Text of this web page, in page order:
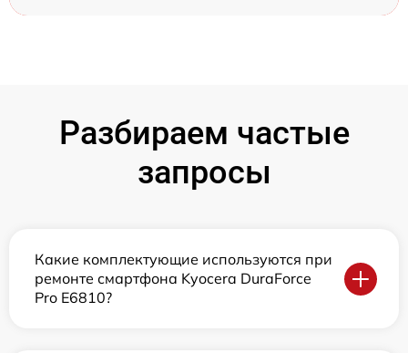
Разбираем частые
запросы
Какие комплектующие используются при
ремонте смартфона Kyocera DuraForce
Pro E6810?